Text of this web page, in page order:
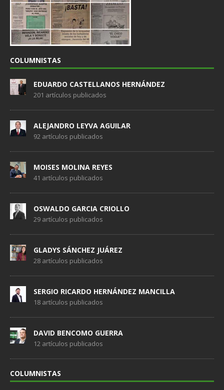
COLUMNISTAS
EDUARDO CASTELLANOS HERNÁNDEZ
201 artículos publicados
ALEJANDRO LEYVA AGUILAR
92 artículos publicados
MOISES MOLINA REYES
41 artículos publicados
OSWALDO GARCIA CRIOLLO
29 artículos publicados
GLADYS SÁNCHEZ JUÁREZ
28 artículos publicados
SERGIO RICARDO HERNÁNDEZ MANCILLA
18 artículos publicados
DAVID BENCOMO GUERRA
12 artículos publicados
COLUMNISTAS